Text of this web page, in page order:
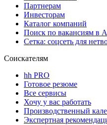
Партнерам
Инвесторам
Каталог компаний
Поиск по вакансиям в
Сетка: соцсеть для
Соискателям
hh PRO
Готовое резюме
Все сервисы
Хочу у вас работать
Производственный
Экспертная